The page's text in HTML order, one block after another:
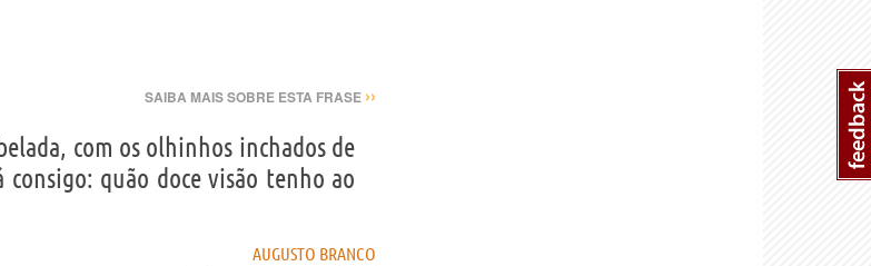
SAIBA MAIS SOBRE ESTA FRASE ››
com os olhinhos inchados de
quão doce visão tenho ao
AUGUSTO BRANCO